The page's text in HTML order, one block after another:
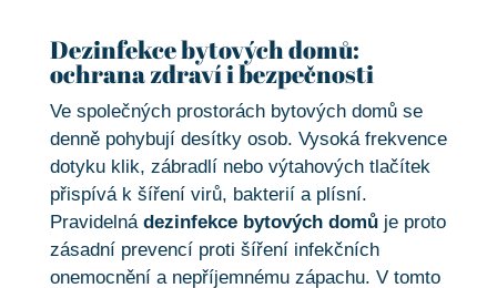
Dezinfekce bytových domů:
ochrana zdraví i bezpečnosti
Ve společných prostorách bytových domů se
denně pohybují desítky osob. Vysoká frekvence
dotyku klik, zábradlí nebo výtahových tlačítek
přispívá k šíření virů, bakterií a plísní.
Pravidelná dezinfekce bytových domůje proto
zásadní prevencí proti šíření infekčních
onemocnění a nepříjemnému zápachu. V tomto